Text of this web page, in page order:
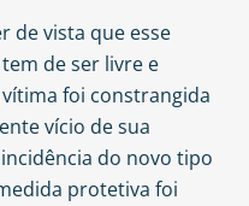
de vista que esse
de ser livre e
foi constrangida
vício de sua
do novo tipo
protetiva foi